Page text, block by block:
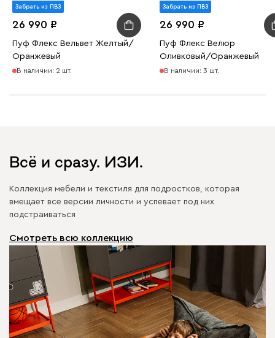
Забрать из ПВЗ
26 990
Пуф Флекс Вельвет Желтый/
Оранжевый
В наличии: 2 шт.
Забрать из ПВЗ
26 990
Пуф Флекс Велюр
Оливковый/Оранжевый
В наличии: 3 шт.
Всё и сразу. ИЗИ.
Коллекция мебели и текстиля для подростков, которая
вмещает все версии личности и успевает под них
подстраиваться
Смотреть всю коллекцию